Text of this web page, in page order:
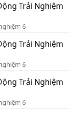
Trải Nghiệm
6
Trải Nghiệm
6
Trải Nghiệm
6